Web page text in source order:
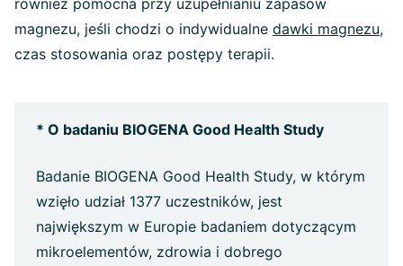
magnezu, jeśli chodzi o indywidualne dawki magnezu,
czas stosowania oraz postępy terapii.
* O badaniu BIOGENA Good Health Study
Badanie BIOGENA Good Health Study, w którym
wzięło udział 1377 uczestników, jest
największym w Europie badaniem dotyczącym
mikroelementów, zdrowia i dobrego